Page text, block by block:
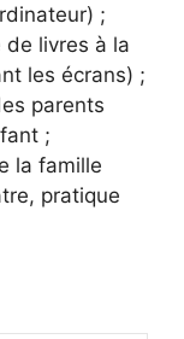
;
livres à la
les écrans) ;
parents
;
la famille
pratique